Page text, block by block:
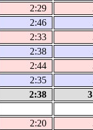
2:29
2:46
2:33
2:38
2:44
2:35
2:38
2:20